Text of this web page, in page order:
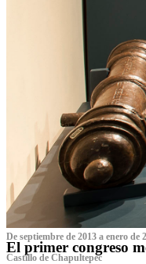
De septiembre de 2013 a enero de
El primer congreso
Castillo de Chapultepec